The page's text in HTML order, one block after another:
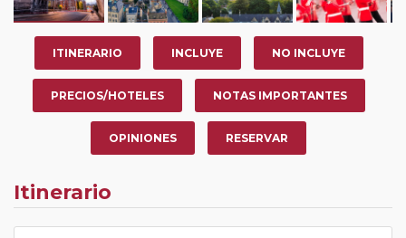
ITINERARIO INCLUYE NO INCLUYE
PRECIOS/HOTELES NOTAS IMPORTANTES
OPINIONES RESERVAR
Itinerario